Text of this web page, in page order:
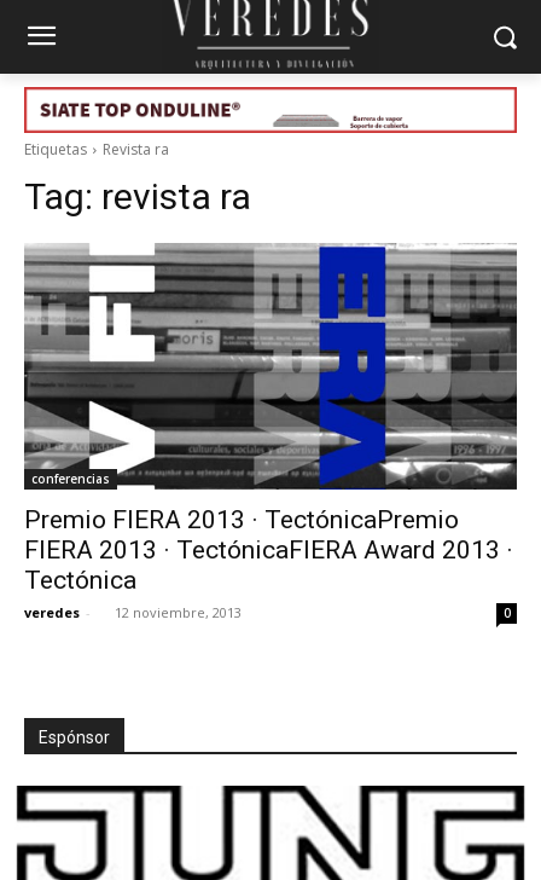
Etiquetas Revista ra
Tag: revista ra
conferencias
Premio FIERA 2013 · TectónicaPremio
FIERA 2013 · TectónicaFIERA Award 2013 ·
Tectónica
veredes - 12 noviembre, 2013 0
Espónsor